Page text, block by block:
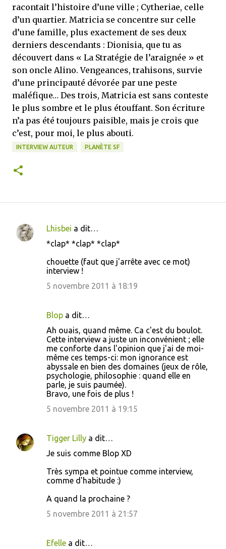
racontait l’histoire d’une ville ; Cytheriae, celle
d’un quartier. Matricia se concentre sur celle
d’une famille, plus exactement de ses deux
derniers descendants : Dionisia, que tu as
découvert dans « La Stratégie de l’araignée » et
son oncle Alino. Vengeances, trahisons, survie
d’une principauté dévorée par une peste
maléfique… Des trois, Matricia est sans conteste
le plus sombre et le plus étouffant. Son écriture
n’a pas été toujours paisible, mais je crois que
c’est, pour moi, le plus abouti.
INTERVIEW AUTEUR PLANÈTE SF
C
Lhisbei a dit…
*clap* *clap* *clap*
chouette (faut que j'arrête avec ce mot)
interview !
5 novembre 2011 à 18:19
Blop a dit…
Ah ouais, quand même. Ca c'est du boulot.
Cette interview a juste un inconvénient ; elle
me conforte dans l'opinion que j'ai de moi-
même ces temps-ci: mon ignorance est
abyssale en bien des domaines (jeux de rôle,
psychologie, philosophie : quand elle en
parle, je suis paumée).
Bravo, une fois de plus !
5 novembre 2011 à 19:15
Tigger Lilly a dit…
Je suis comme Blop XD
Très sympa et pointue comme interview,
comme d'habitude :)
A quand la prochaine ?
5 novembre 2011 à 21:57
Efelle a dit…